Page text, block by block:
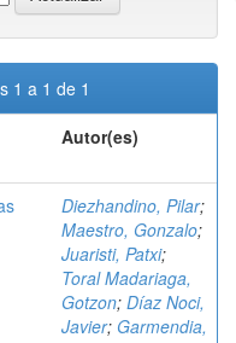
1 a 1 de 1
Autor(es)
Diezhandino, Pilar;
Maestro, Gonzalo;
Juaristi, Patxi;
Toral Madariaga,
Gotzon; Díaz Noci,
Javier; Garmendia,